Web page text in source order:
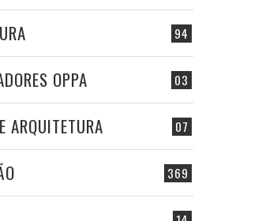
94
03
OPPA
07
ARQUITETURA
369